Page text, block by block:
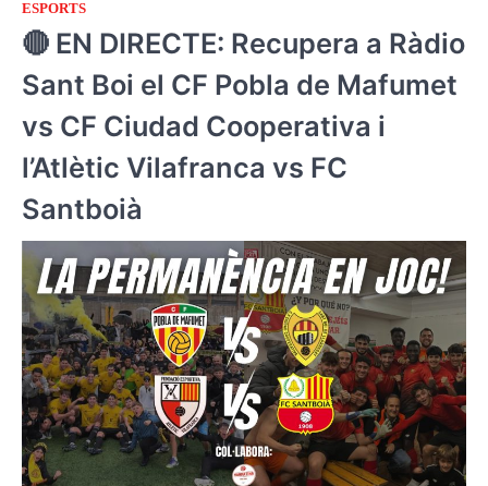
ESPORTS
🔴 EN DIRECTE: Recupera a Ràdio
Sant Boi el CF Pobla de Mafumet
vs CF Ciudad Cooperativa i
l’Atlètic Vilafranca vs FC
Santboià